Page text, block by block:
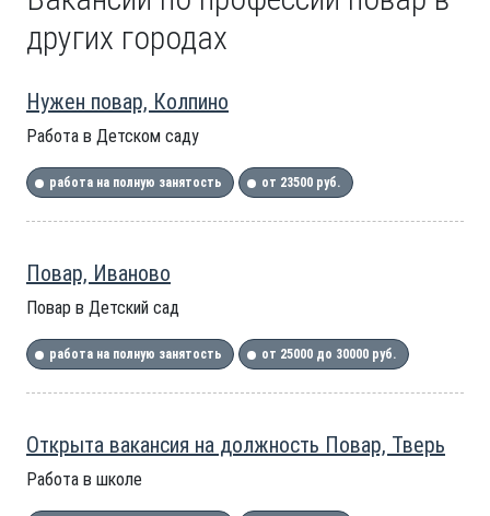
других городах
Нужен повар, Колпино
Работа в Детском саду
работа на полную занятость от 23500 руб.
Повар, Иваново
Повар в Детский сад
работа на полную занятость от 25000 до 30000 руб.
Открыта вакансия на должность Повар, Тверь
Работа в школе